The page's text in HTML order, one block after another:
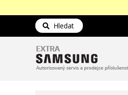
Hledat